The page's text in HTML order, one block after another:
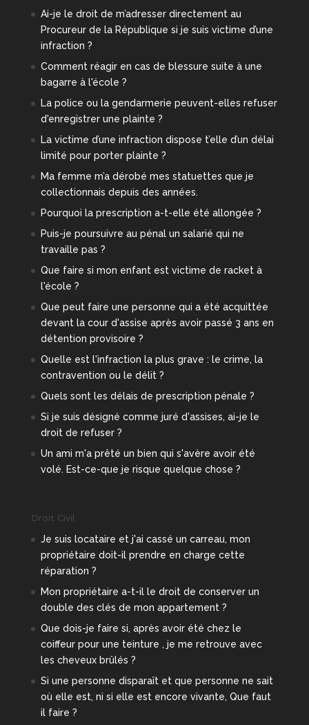
Ai-je le droit de m’adresser directement au
Procureur de la République si je suis victime d’une
infraction ?
Comment réagir en cas de blessure suite à une
bagarre à l'école ?
La police ou la gendarmerie peuvent-elles refuser
d'enregistrer une plainte ?
La victime d’une infraction dispose t’elle d’un délai
limité pour porter plainte ?
Ma femme m’a dérobé mes statuettes que je
collectionnais depuis des années.
Pourquoi la prescription a-t-elle été allongée ?
Puis-je poursuivre au pénal un salarié qui ne
travaille pas ?
Que faire si mon enfant est victime de racket à
l'école ?
Que peut faire une personne qui a été acquittée
devant la cour d'assise après avoir passé 3 ans en
détention provisoire ?
Quelle est l'infraction la plus grave : le crime, la
contravention ou le délit ?
Quels sont les délais de prescription pénale ?
Si je suis désigné comme juré d'assises, ai-je le
droit de refuser ?
Un ami m'a prêté un bien qui s'avère avoir été
volé. Est-ce-que je risque quelque chose ?
Droit Civil
Je suis locataire et j'ai cassé un carreau, mon
propriétaire doit-il prendre en charge cette
réparation ?
Mon propriétaire a-t-il le droit de conserver un
double des clés de mon appartement ?
Que dois-je faire si, après avoir été chez le
coiffeur pour une teinture , je me retrouve avec
les cheveux brûlés ?
Si une personne disparaît et que personne ne sait
où elle est, ni si elle est encore vivante, Que faut
il faire ?